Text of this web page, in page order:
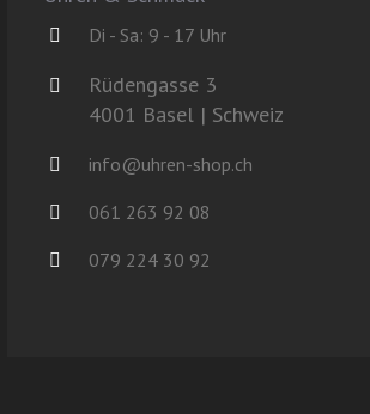
Di - Sa: 9 - 17 Uhr
Rüdengasse 3
4001 Basel | Schweiz
info@uhren-shop.ch
061 263 92 08
079 224 30 92